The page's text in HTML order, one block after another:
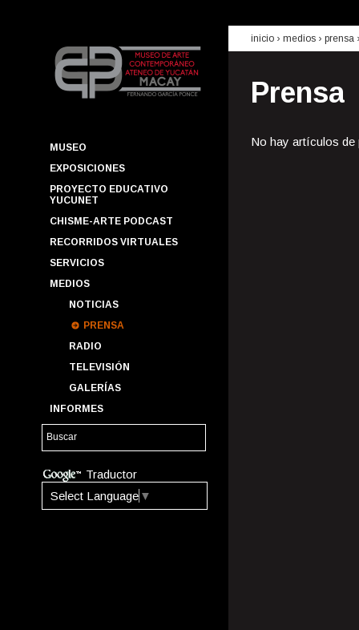
MUSEO
EXPOSICIONES
PROYECTO EDUCATIVO
YUCUNET
CHISME-ARTE PODCAST
RECORRIDOS VIRTUALES
SERVICIOS
MEDIOS
NOTICIAS
PRENSA
RADIO
TELEVISIÓN
GALERÍAS
INFORMES
Traductor
Select Language ▼
inicio › medios › prensa
Prensa
No hay artículos de